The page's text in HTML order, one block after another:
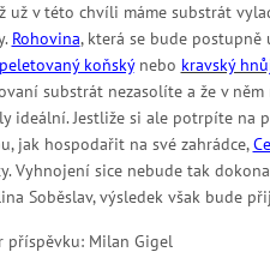
už v této chvíli máme substrát
Rohovina, která se bude
peletovaný koňskýnebo kravský
substrát nezasolíte a že v
ideální. Jestliže si ale potrpíte na
jak hospodařit na své zahrádce,
Vyhnojení sice nebude tak
Soběslav, výsledek však bude
příspěvku: Milan Gigel